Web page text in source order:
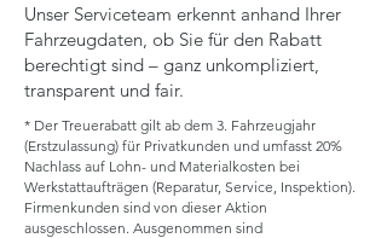
Unser Serviceteam erkennt anhand Ihrer
Fahrzeugdaten, ob Sie für den Rabatt
berechtigt sind – ganz unkompliziert,
transparent und fair.
* Der Treuerabatt gilt ab dem 3. Fahrzeugjahr
(Erstzulassung) für Privatkunden und umfasst 20%
Nachlass auf Lohn- und Materialkosten bei
Werkstattaufträgen (Reparatur, Service, Inspektion).
Firmenkunden sind von dieser Aktion
ausgeschlossen. Ausgenommen sind